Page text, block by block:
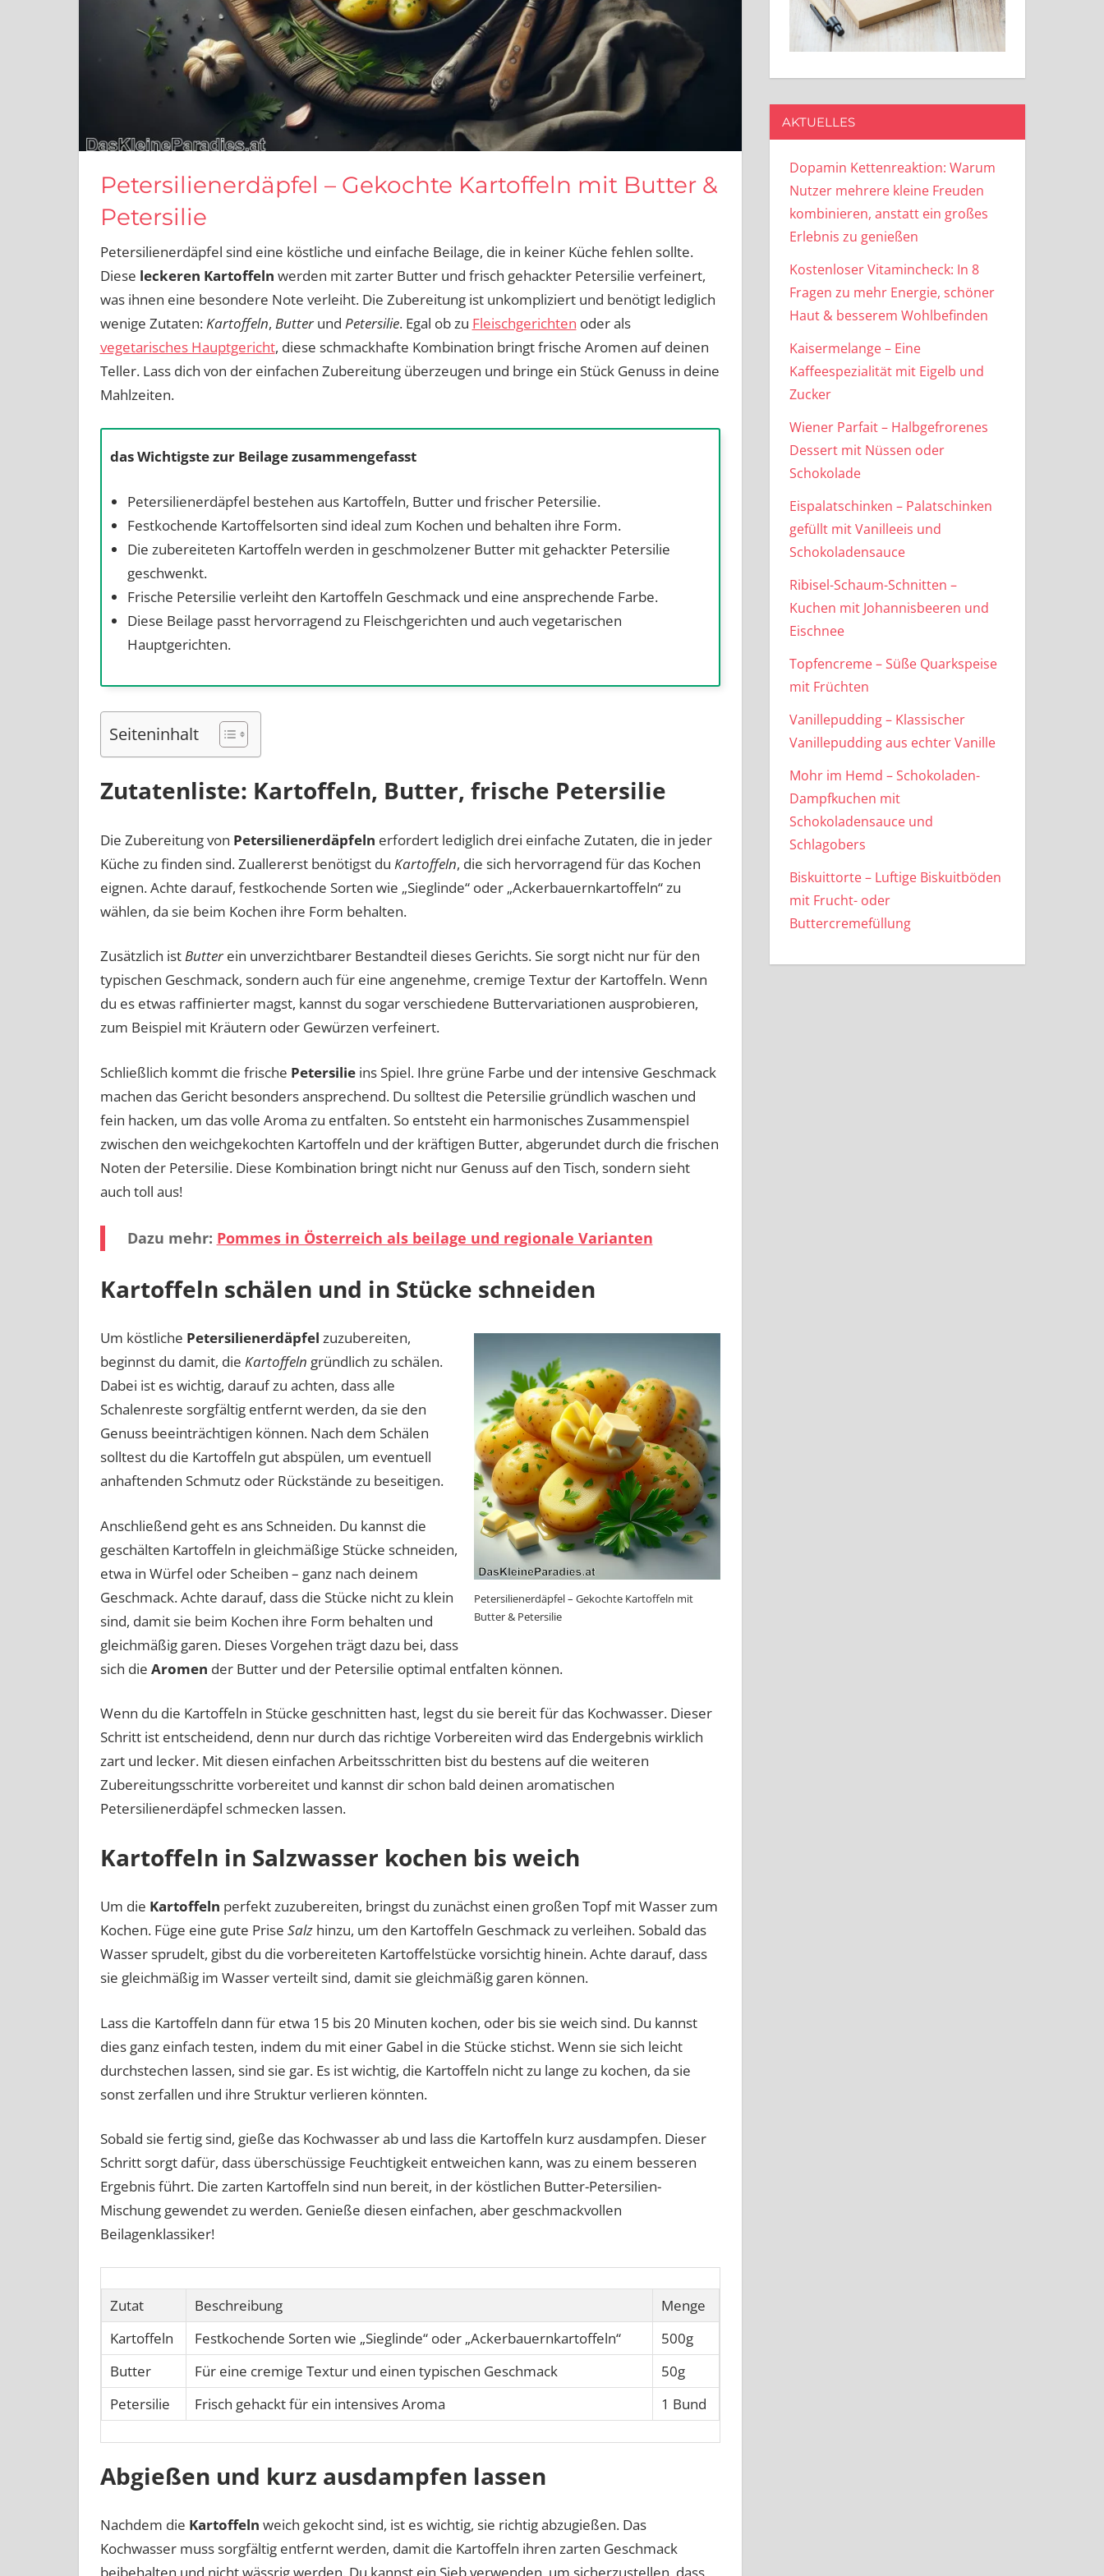
Petersilienerdäpfel – Gekochte Kartoffeln mit Butter &
Petersilie
Petersilienerdäpfel sind eine köstliche und einfache Beilage, die in keiner Küche fehlen sollte.
Diese leckeren Kartoffeln werden mit zarter Butter und frisch gehackter Petersilie verfeinert,
was ihnen eine besondere Note verleiht. Die Zubereitung ist unkompliziert und benötigt lediglich
wenige Zutaten:Kartoffeln, Butterund Petersilie. Egal ob zu Fleischgerichten oder als
vegetarisches Hauptgericht, diese schmackhafte Kombination bringt frische Aromen auf deinen
Teller. Lass dich von der einfachen Zubereitung überzeugen und bringe ein Stück Genuss in deine
Mahlzeiten.
das Wichtigste zur Beilage zusammengefasst
Petersilienerdäpfel bestehen aus Kartoffeln, Butter und frischer Petersilie.
Festkochende Kartoffelsorten sind ideal zum Kochen und behalten ihre Form.
Die zubereiteten Kartoffeln werden in geschmolzener Butter mit gehackter Petersilie
geschwenkt.
Frische Petersilie verleiht den Kartoffeln Geschmack und eine ansprechende Farbe.
Diese Beilage passt hervorragend zu Fleischgerichten und auch vegetarischen
Hauptgerichten.
Seiteninhalt
Zutatenliste: Kartoffeln, Butter, frische Petersilie
Die Zubereitung von Petersilienerdäpfeln erfordert lediglich drei einfache Zutaten, die in jeder
Küche zu finden sind. Zuallererst benötigst du Kartoffeln, die sich hervorragend für das Kochen
eignen. Achte darauf, festkochende Sorten wie „Sieglinde“ oder „Ackerbauernkartoffeln“ zu
wählen, da sie beim Kochen ihre Form behalten.
Zusätzlich istButterein unverzichtbarer Bestandteil dieses Gerichts. Sie sorgt nicht nur für den
typischen Geschmack, sondern auch für eine angenehme, cremige Textur der Kartoffeln. Wenn
du es etwas raffinierter magst, kannst du sogar verschiedene Buttervariationen ausprobieren,
zum Beispiel mit Kräutern oder Gewürzen verfeinert.
Schließlich kommt die frische Petersilieins Spiel. Ihre grüne Farbe und der intensive Geschmack
machen das Gericht besonders ansprechend. Du solltest die Petersilie gründlich waschen und
fein hacken, um das volle Aroma zu entfalten. So entsteht ein harmonisches Zusammenspiel
zwischen den weichgekochten Kartoffeln und der kräftigen Butter, abgerundet durch die frischen
Noten der Petersilie. Diese Kombination bringt nicht nur Genuss auf den Tisch, sondern sieht
auch toll aus!
Dazu mehr: Pommes in Österreich als beilage und regionale Varianten
Kartoffeln schälen und in Stücke schneiden
Petersilienerdäpfel – Gekochte Kartoffeln mit
Butter & Petersilie
Um köstliche Petersilienerdäpfel zuzubereiten,
beginnst du damit, die Kartoffeln gründlich zu schälen.
Dabei ist es wichtig, darauf zu achten, dass alle
Schalenreste sorgfältig entfernt werden, da sie den
Genuss beeinträchtigen können. Nach dem Schälen
solltest du die Kartoffeln gut abspülen, um eventuell
anhaftenden Schmutz oder Rückstände zu beseitigen.
Anschließend geht es ans Schneiden. Du kannst die
geschälten Kartoffeln in gleichmäßige Stücke schneiden,
etwa in Würfel oder Scheiben – ganz nach deinem
Geschmack. Achte darauf, dass die Stücke nicht zu klein
sind, damit sie beim Kochen ihre Form behalten und
gleichmäßig garen. Dieses Vorgehen trägt dazu bei, dass
sich die Aromen der Butter und der Petersilie optimal entfalten können.
Wenn du die Kartoffeln in Stücke geschnitten hast, legst du sie bereit für das Kochwasser. Dieser
Schritt ist entscheidend, denn nur durch das richtige Vorbereiten wird das Endergebnis wirklich
zart und lecker. Mit diesen einfachen Arbeitsschritten bist du bestens auf die weiteren
Zubereitungsschritte vorbereitet und kannst dir schon bald deinen aromatischen
Petersilienerdäpfel schmecken lassen.
Kartoffeln in Salzwasser kochen bis weich
Um die Kartoffeln perfekt zuzubereiten, bringst du zunächst einen großen Topf mit Wasser zum
Kochen. Füge eine gute Prise Salzhinzu, um den Kartoffeln Geschmack zu verleihen. Sobald das
Wasser sprudelt, gibst du die vorbereiteten Kartoffelstücke vorsichtig hinein. Achte darauf, dass
sie gleichmäßig im Wasser verteilt sind, damit sie gleichmäßig garen können.
Lass die Kartoffeln dann für etwa 15 bis 20 Minuten kochen, oder bis sie weich sind. Du kannst
dies ganz einfach testen, indem du mit einer Gabel in die Stücke stichst. Wenn sie sich leicht
durchstechen lassen, sind sie gar. Es ist wichtig, die Kartoffeln nicht zu lange zu kochen, da sie
sonst zerfallen und ihre Struktur verlieren könnten.
Sobald sie fertig sind, gieße das Kochwasser ab und lass die Kartoffeln kurz ausdampfen. Dieser
Schritt sorgt dafür, dass überschüssige Feuchtigkeit entweichen kann, was zu einem besseren
Ergebnis führt. Die zarten Kartoffeln sind nun bereit, in der köstlichen Butter-Petersilien-
Mischung gewendet zu werden. Genieße diesen einfachen, aber geschmackvollen
Beilagenklassiker!
Zutat Beschreibung
Menge
Kartoffeln
Festkochende Sorten wie „Sieglinde“ oder „Ackerbauernkartoffeln“
500g
Butter
Für eine cremige Textur und einen typischen Geschmack
50g
Petersilie
Frisch gehackt für ein intensives Aroma 1 Bund
Abgießen und kurz ausdampfen lassen
Nachdem die Kartoffeln weich gekocht sind, ist es wichtig, sie richtig abzugießen. Das
Kochwasser muss sorgfältig entfernt werden, damit die Kartoffeln ihren zarten Geschmack
AKTUELLES
Dopamin Kettenreaktion: Warum
Nutzer mehrere kleine Freuden
kombinieren, anstatt ein großes
Erlebnis zu genießen
Kostenloser Vitamincheck: In 8
Fragen zu mehr Energie, schöner
Haut & besserem Wohlbefinden
Kaisermelange – Eine
Kaffeespezialität mit Eigelb und
Zucker
Wiener Parfait – Halbgefrorenes
Dessert mit Nüssen oder
Schokolade
Eispalatschinken – Palatschinken
gefüllt mit Vanilleeis und
Schokoladensauce
Ribisel-Schaum-Schnitten –
Kuchen mit Johannisbeeren und
Eischnee
Topfencreme – Süße Quarkspeise
mit Früchten
Vanillepudding – Klassischer
Vanillepudding aus echter Vanille
Mohr im Hemd – Schokoladen-
Dampfkuchen mit
Schokoladensauce und
Schlagobers
Biskuittorte – Luftige Biskuitböden
mit Frucht- oder
Buttercremefüllung